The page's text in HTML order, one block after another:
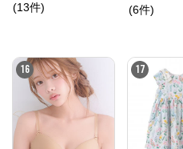
(13件)
(6件)
16 17